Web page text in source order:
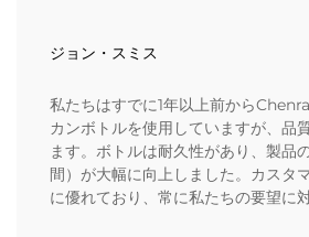
ジョン・スミス
私たちはすでに1年以上前から
カンボトルを使用していますが、品
ます。ボトルは耐久性があり、製品
間）が大幅に向上しました。カスタ
に優れており、常に私たちの要望に